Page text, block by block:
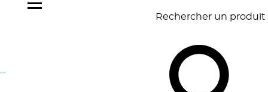
Rechercher un produit
BAGAGERIE BUREAU